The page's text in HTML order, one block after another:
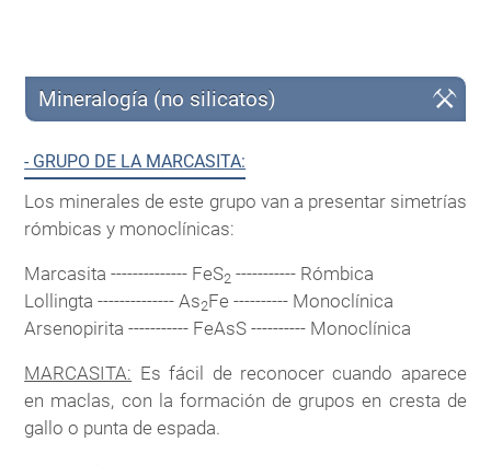
Mineralogía (no silicatos)
- GRUPO DE LA MARCASITA:
Los minerales de este grupo van a presentar simetrías
rómbicas y monoclínicas:
Marcasita -------------- FeS2 ----------- Rómbica
Lollingta -------------- As2Fe ---------- Monoclínica
Arsenopirita ----------- FeAsS ---------- Monoclínica
MARCASITA: Es fácil de reconocer cuando aparece
en maclas, con la formación de grupos en cresta de
gallo o punta de espada.